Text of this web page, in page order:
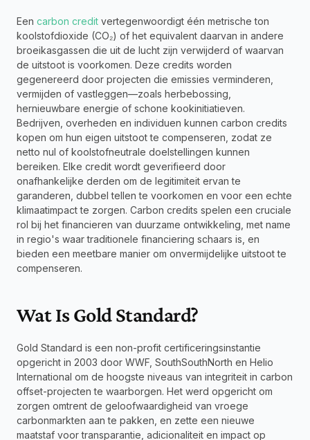
Een carbon credit vertegenwoordigt één metrische ton
koolstofdioxide (CO₂) of het equivalent daarvan in andere
broeikasgassen die uit de lucht zijn verwijderd of waarvan
de uitstoot is voorkomen. Deze credits worden
gegenereerd door projecten die emissies verminderen,
vermijden of vastleggen—zoals herbebossing,
hernieuwbare energie of schone kookinitiatieven.
Bedrijven, overheden en individuen kunnen carbon credits
kopen om hun eigen uitstoot te compenseren, zodat ze
netto nul of koolstofneutrale doelstellingen kunnen
bereiken. Elke credit wordt geverifieerd door
onafhankelijke derden om de legitimiteit ervan te
garanderen, dubbel tellen te voorkomen en voor een echte
klimaatimpact te zorgen. Carbon credits spelen een cruciale
rol bij het financieren van duurzame ontwikkeling, met name
in regio's waar traditionele financiering schaars is, en
bieden een meetbare manier om onvermijdelijke uitstoot te
compenseren.
Wat Is Gold Standard?
Gold Standard is een non-profit certificeringsinstantie
opgericht in 2003 door WWF, SouthSouthNorth en Helio
International om de hoogste niveaus van integriteit in carbon
offset-projecten te waarborgen. Het werd opgericht om
zorgen omtrent de geloofwaardigheid van vroege
carbonmarkten aan te pakken, en zette een nieuwe
maatstaf voor transparantie, adicionaliteit en impact op